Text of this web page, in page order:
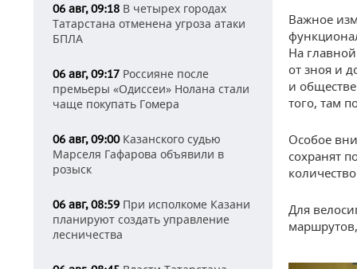
06 авг, 09:18 В четырех городах
Татарстана отменена угроза атаки
БПЛА
06 авг, 09:17 Россияне после
премьеры «Одиссеи» Нолана стали
чаще покупать Гомера
06 авг, 09:00Казанского судью
Марселя Гафарова объявили в
розыск
06 авг, 08:59 При исполкоме Казани
планируют создать управление
лесничества
Важное
На
от зноя и
и
того, там
Особое
сохранят
Для